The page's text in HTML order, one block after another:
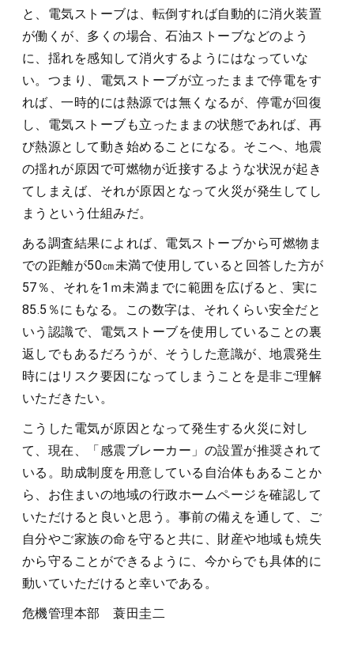
と、電気ストーブは、転倒すれば自動的に消火装置
が働くが、多くの場合、石油ストーブなどのよう
に、揺れを感知して消火するようにはなっていな
い。つまり、電気ストーブが立ったままで停電をす
れば、一時的には熱源では無くなるが、停電が回復
し、電気ストーブも立ったままの状態であれば、再
び熱源として動き始めることになる。そこへ、地震
の揺れが原因で可燃物が近接するような状況が起き
てしまえば、それが原因となって火災が発生してし
まうという仕組みだ。
ある調査結果によれば、電気ストーブから可燃物ま
での距離が50㎝未満で使用していると回答した方が
57％、それを1ｍ未満までに範囲を広げると、実に
85.5％にもなる。この数字は、それくらい安全だと
いう認識で、電気ストーブを使用していることの裏
返しでもあるだろうが、そうした意識が、地震発生
時にはリスク要因になってしまうことを是非ご理解
いただきたい。
こうした電気が原因となって発生する火災に対し
て、現在、「感震ブレーカー」の設置が推奨されて
いる。助成制度を用意している自治体もあることか
ら、お住まいの地域の行政ホームページを確認して
いただけると良いと思う。事前の備えを通して、ご
自分やご家族の命を守ると共に、財産や地域も焼失
から守ることができるように、今からでも具体的に
動いていただけると幸いである。
危機管理本部 蓑田圭二